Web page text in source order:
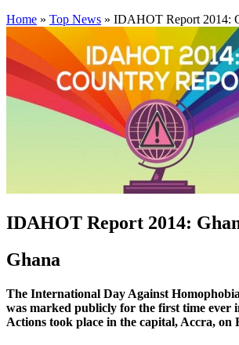
Home » Top News » IDAHOT Report 2014:
IDAHOT Report 2014:
Ghana
The International Day Against
was marked publicly for the first time ever
Actions took place in the capital, Accra, on